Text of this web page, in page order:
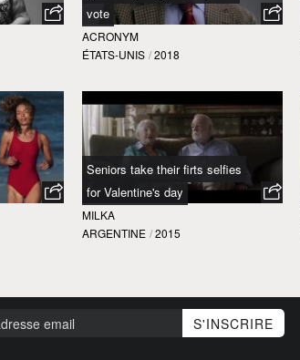
vote
ACRONYM
ÉTATS-UNIS / 2018
Seniors take their firts selfies
for Valentine's day
MILKA
ARGENTINE / 2015